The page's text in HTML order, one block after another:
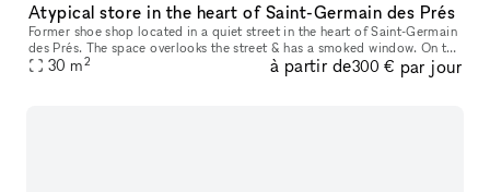
Atypical store in the heart of Saint-Germain des Prés
Former shoe shop located in a quiet street in the heart of Saint-Germain
des Prés. The space overlooks the street & has a smoked window. On the
floor, a two-tone parquet, wooden and mirrored furnitur
30 m2 à partir de300 € par jour